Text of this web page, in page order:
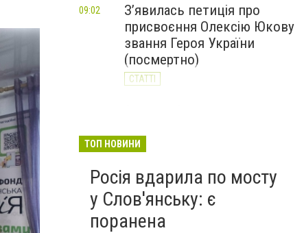
З’явилась петиція про
присвоєння Олексію Юкову
звання Героя України
(посмертно)
СТАТТІ
09:02
річний чоловік у реанімації
ТОП НОВИНИ
Росія вдарила по мосту
у Слов'янську: є
поранена